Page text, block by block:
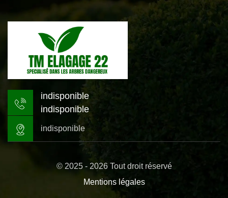
indisponible
indisponible
indisponible
© 2025 - 2026 Tout droit réservé
Mentions légales